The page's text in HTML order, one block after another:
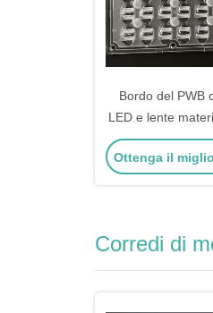
Bordo del PWB
LED e lente
grado ottico di
di 163X85 gradi
Ottenga il
Corredi di